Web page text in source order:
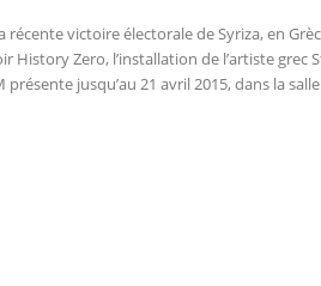
récente victoire électorale de Syriza, en
History Zero, l’installation de l’artiste grec
présente jusqu’au 21 avril 2015, dans la